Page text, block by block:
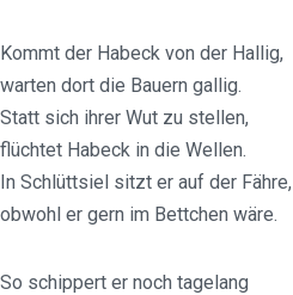
Kommt der Habeck von der Hallig,
warten dort die Bauern gallig.
Statt sich ihrer Wut zu stellen,
flüchtet Habeck in die Wellen.
In Schlüttsiel sitzt er auf der Fähre,
obwohl er gern im Bettchen wäre.
So schippert er noch tagelang